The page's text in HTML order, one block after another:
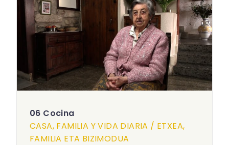
06 Cocina
CASA, FAMILIA Y VIDA DIARIA / ETXEA,
FAMILIA ETA BIZIMODUA